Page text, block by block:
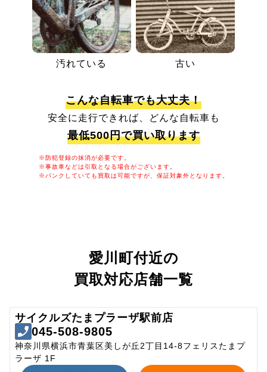
汚れている 古い
こんな自転車でも大丈夫！
安全に走行できれば、どんな自転車も
最低500円で買い取ります
※防犯登録の抹消が必要です。
※事故車などは引取となる場合がございます。
※パンクしていても買取は可能ですが、保証対象外となります。
愛川町付近の
買取対応店舗一覧
サイクルズたまプラーザ駅前店
045-508-9805
神奈川県横浜市青葉区美しが丘2丁目14-8フェリスたまプ
ラーザ 1F